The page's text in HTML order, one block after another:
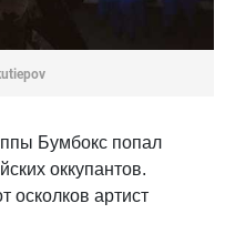
Бумбокс попал
оккупантов.
осколков артист